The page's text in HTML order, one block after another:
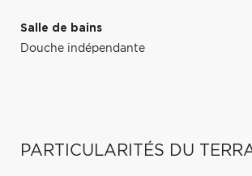
Salle de bains
Douche indépendante
PARTICULARITÉS DU